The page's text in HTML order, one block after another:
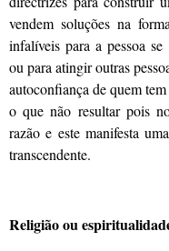
vendem soluções na
infalíveis para a pessoa
ou para atingir outras
autoconfiança de quem
o que não resultar pois
razão e este manifesta
transcendente.
Religião ou